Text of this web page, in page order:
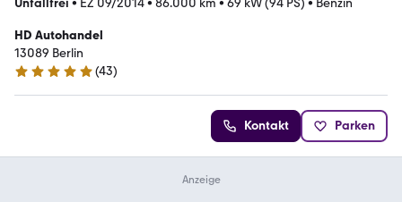
Unfallfrei • EZ 09/2014• 86.000 km • 69 kW (94 PS) • Benzin
HD Autohandel
13089 Berlin
4.9 Sterne
(43)
Kontakt Parken